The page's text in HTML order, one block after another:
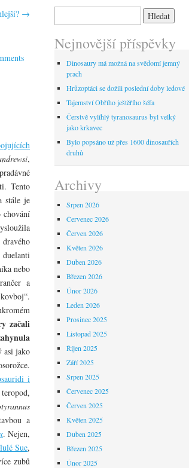
→
,
Tento
stále je
chování
nebo
a
začali
asi jako
i
a
. Nejen,
Sue,
zubů
Nejnovější příspěvky
Dinosaury má možná na svědomí jemný
prach
Hrůzoptáci se dožili poslední doby ledové
Tajemství Obřího ještěřího šéfa
Čerstvě vylíhlý tyranosaurus byl velký
jako krkavec
Bylo popsáno už přes 1600 dinosauřích
druhů
Archivy
Srpen 2026
Červenec 2026
Červen 2026
Květen 2026
Duben 2026
Březen 2026
Únor 2026
Leden 2026
Prosinec 2025
Listopad 2025
Říjen 2025
Září 2025
Srpen 2025
Červenec 2025
Červen 2025
Květen 2025
Duben 2025
Březen 2025
Únor 2025